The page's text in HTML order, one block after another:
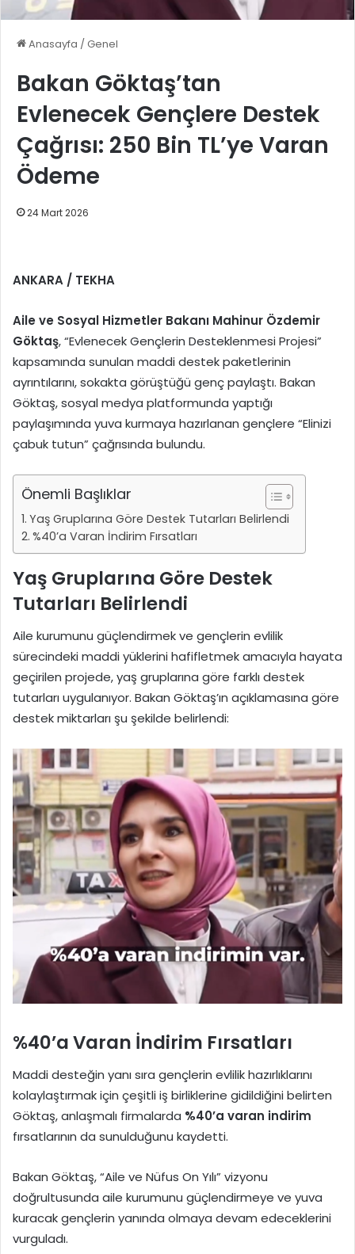
Anasayfa /Genel
Bakan Göktaş’tan
Evlenecek Gençlere Destek
Çağrısı: 250 Bin TL’ye Varan
Ödeme
24 Mart 2026
ANKARA / TEKHA
Aile ve Sosyal Hizmetler Bakanı Mahinur Özdemir
Göktaş, “Evlenecek Gençlerin Desteklenmesi Projesi”
kapsamında sunulan maddi destek paketlerinin
ayrıntılarını, sokakta görüştüğü genç paylaştı. Bakan
Göktaş, sosyal medya platformunda yaptığı
paylaşımında yuva kurmaya hazırlanan gençlere “Elinizi
çabuk tutun” çağrısında bulundu.
Önemli Başlıklar
Yaş Gruplarına Göre Destek Tutarları Belirlendi
%40’a Varan İndirim Fırsatları
Yaş Gruplarına Göre Destek
Tutarları Belirlendi
Aile kurumunu güçlendirmek ve gençlerin evlilik
sürecindeki maddi yüklerini hafifletmek amacıyla hayata
geçirilen projede, yaş gruplarına göre farklı destek
tutarları uygulanıyor. Bakan Göktaş’ın açıklamasına göre
destek miktarları şu şekilde belirlendi:
%40’a Varan İndirim Fırsatları
Maddi desteğin yanı sıra gençlerin evlilik hazırlıklarını
kolaylaştırmak için çeşitli iş birliklerine gidildiğini belirten
Göktaş, anlaşmalı firmalarda %40’a varan indirim
fırsatlarının da sunulduğunu kaydetti.
Bakan Göktaş, “Aile ve Nüfus On Yılı” vizyonu
doğrultusunda aile kurumunu güçlendirmeye ve yuva
kuracak gençlerin yanında olmaya devam edeceklerini
vurguladı.